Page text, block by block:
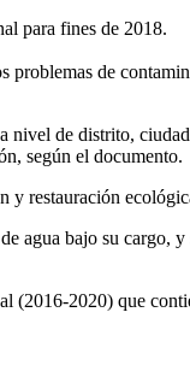
para fines de 2018.
problemas de
nivel de distrito,
según el documento.
y restauración
agua bajo su cargo,
(2016-2020) que